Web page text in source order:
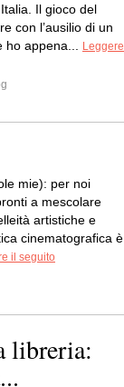
Il gioco del
con l’ausilio di un
ho appena...
Leggere
mie): per noi
a mescolare
artistiche e
cinematografica è
il seguito
libreria: